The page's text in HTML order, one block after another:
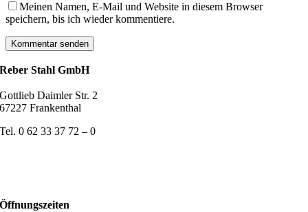
Meinen Namen, E-Mail und Website in diesem Browser
speichern, bis ich wieder kommentiere.
Reber Stahl GmbH
Gottlieb Daimler Str. 2
67227 Frankenthal
Tel. 0 62 33 37 72 – 0
Öffnungszeiten